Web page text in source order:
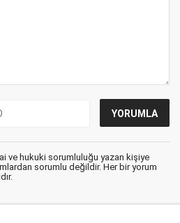
ve hukuki sorumluluğu yazan kişiye
sorumlu değildir. Her bir yorum